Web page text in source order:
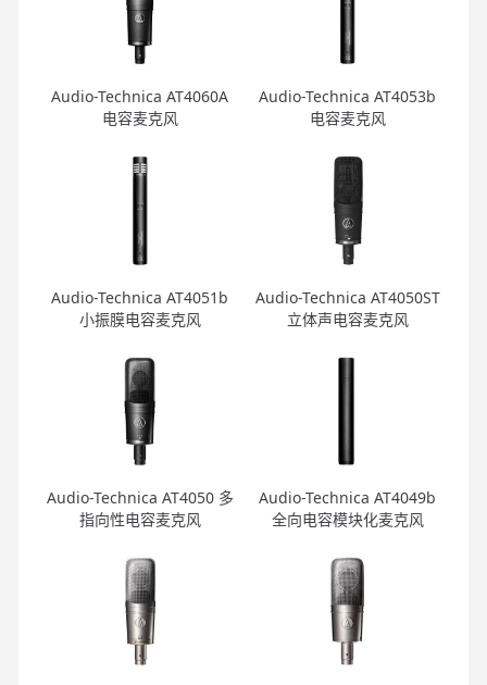
Audio-Technica AT4060A
电容麦克风
Audio-Technica AT4053b
电容麦克风
Audio-Technica AT4051b
小振膜电容麦克风
Audio-Technica AT4050ST
立体声电容麦克风
Audio-Technica AT4050 多
指向性电容麦克风
Audio-Technica AT4049b
全向电容模块化麦克风